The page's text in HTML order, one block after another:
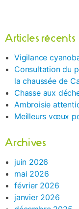
Articles récents
Vigilance
Consultation du
la chaussée de
Chasse aux
Ambroisie
Meilleurs vœux
Archives
juin 2026
mai 2026
février 2026
janvier 2026